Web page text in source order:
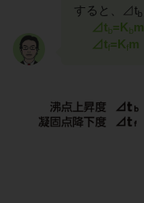
すると、⊿tb
⊿tb=Kbm
⊿tf=Kfm